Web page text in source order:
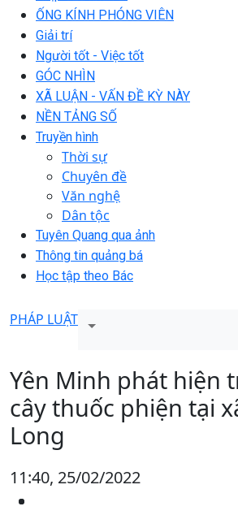
ỐNG KÍNH PHÓNG VIÊN
Giải trí
Người tốt - Việc tốt
GÓC NHÌN
XÃ LUẬN - VẤN ĐỀ KỲ NÀY
NỀN TẢNG SỐ
Truyền hình
Thời sự
Chuyên đề
Văn nghệ
Dân tộc
Tuyên Quang qua ảnh
Thông tin quảng bá
Học tập theo Bác
PHÁP LUẬT
Yên Minh phát hiện
cây thuốc phiện tại
Long
11:40, 25/02/2022